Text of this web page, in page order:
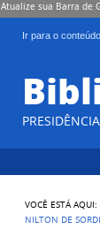
Atualize sua Barra de
Ir para o conteúdo
VOCÊ ESTÁ AQUI:
NILTON DE SORDI